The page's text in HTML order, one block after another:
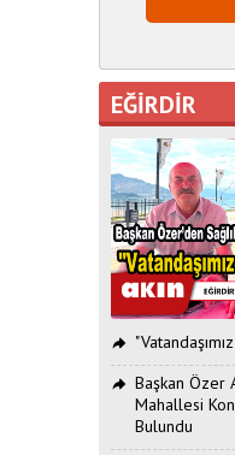
EĞİRDİR
Başkan Özer
Mahallesi
Bulundu